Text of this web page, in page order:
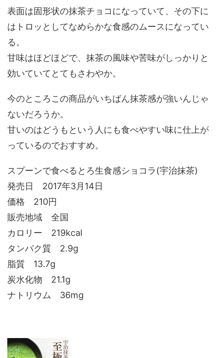
表面は固形状の抹茶チョコになっていて、その下に
はトロッとしてなめらかな食感のムースになってい
る。
甘味はほどほどで、抹茶の風味や苦味がしっかりと
効いていてとてもさわやか。
今のところこの商品がいちばん抹茶感が強いんじゃ
ないだろうか。
甘いのはどうもという人にも食べやすい味に仕上が
っているのでおすすめ。
スプーンで食べるとろ生食感ショコラ(宇治抹茶)
発売日 2017年3月14日
価格 210円
販売地域 全国
カロリー 219kcal
タンパク質 2.9g
脂質 13.7g
炭水化物 21.1g
ナトリウム 36mg